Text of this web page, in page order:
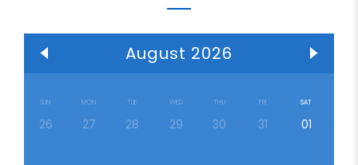
August 2026
SUN
26
MON
27
TUE
28
WED
29
THU
30
FRI
31
SAT
01